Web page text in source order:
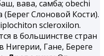
вава, самба; obechi
(Берег Слоновой Кости).
scleroxilon.
в большинстве стран
Нигерии, Гане, Береге